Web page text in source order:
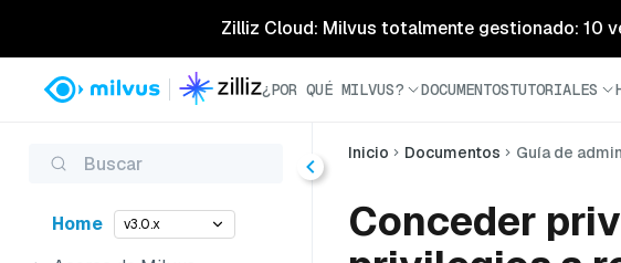
Zilliz Cloud: Milvus totalmente gestionado: 10
¿POR QUÉ MILVUS? DOCUMENTOSTUTORIALES
Buscar
Home v3.0.x
Inicio Documentos Guía de
Conceder